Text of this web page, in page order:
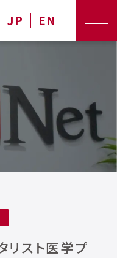
JP EN
リスト医学プ